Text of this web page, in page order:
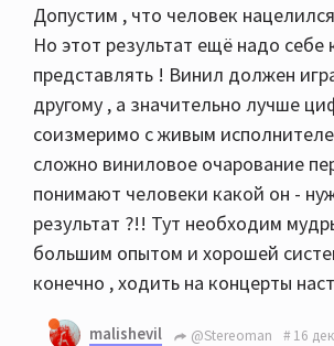
Допустим , что человек
Но этот результат ещё надо себе
представлять ! Винил должен
другому , а значительно лучше
соизмеримо с живым
сложно виниловое очарование
понимают человеки какой он -
результат ?!! Тут необходим
большим опытом и хорошей
конечно , ходить на концерты
malishevil @Stereoman 16